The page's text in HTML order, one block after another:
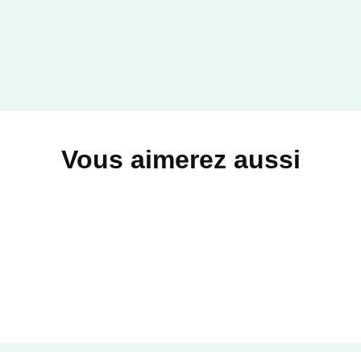
Vous aimerez aussi